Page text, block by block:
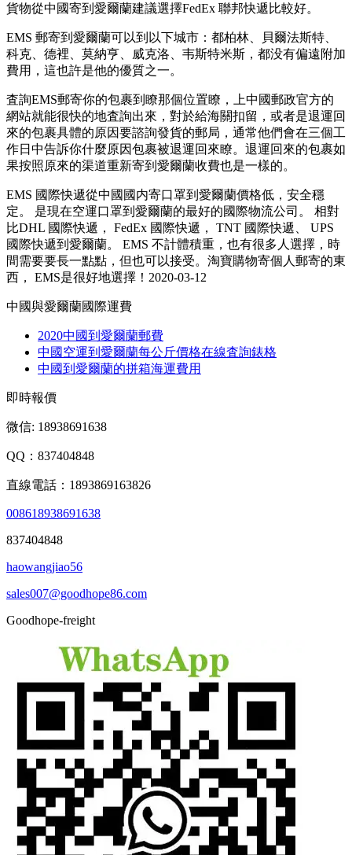
貨物從中國寄到愛爾蘭建議選擇FedEx 聯邦快遞比較好。
EMS 郵寄到愛爾蘭可以到以下城市：都柏林、貝爾法斯特、
科克、德裡、莫納亨、威克洛、韦斯特米斯，都没有偏遠附加
費用，這也許是他的優質之一。
査詢EMS郵寄你的包裹到瞭那個位置瞭，上中國郵政官方的
網站就能很快的地査詢出來，對於給海關扣留，或者是退運回
來的包裹具體的原因要諮詢發貨的郵局，通常他們會在三個工
作日中告訴你什麼原因包裹被退運回來瞭。退運回來的包裹如
果按照原來的渠道重新寄到愛爾蘭收費也是一樣的。
EMS 國際快遞從中國國内寄口罩到愛爾蘭價格低，安全穩
定。 是現在空運口罩到愛爾蘭的最好的國際物流公司。 相對
比DHL 國際快遞， FedEx 國際快遞， TNT 國際快遞、 UPS
國際快遞到愛爾蘭。 EMS 不計體積重，也有很多人選擇，時
間需要要長一點點，但也可以接受。淘寶購物寄個人郵寄的東
西， EMS是很好地選擇！2020-03-12
中國與愛爾蘭國際運費
2020中國到愛爾蘭郵費
中國空運到愛爾蘭每公斤價格在線査詢錶格
中國到愛爾蘭的拼箱海運費用
即時報價
微信: 18938691638
QQ：837404848
直線電話：1893869163826
008618938691638
837404848
haowangjiao56
sales007@goodhope86.com
Goodhope-freight